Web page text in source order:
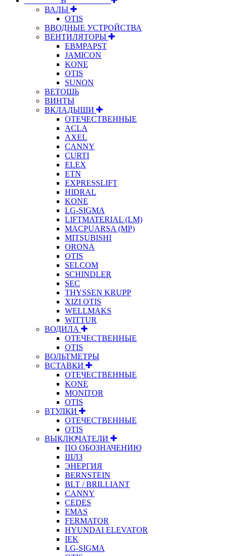
ВАЛЫ
OTIS
ВВОДНЫЕ УСТРОЙСТВА
ВЕНТИЛЯТОРЫ
EBMPAPST
JAMICON
KONE
OTIS
SUNON
ВЕТОШЬ
ВИНТЫ
ВКЛАДЫШИ
ОТЕЧЕСТВЕННЫЕ
ACLA
AXEL
CANNY
CURTI
ELEX
ETN
EXPRESSLIFT
HIDRAL
KONE
LG-SIGMA
LIFTMATERIAL (LM)
MACPUARSA (MP)
MITSUBISHI
ORONA
OTIS
SELCOM
SCHINDLER
SEC
THYSSEN KRUPP
XIZI OTIS
WELLMAKS
WITTUR
ВОДИЛА
ОТЕЧЕСТВЕННЫЕ
OTIS
ВОЛЬТМЕТРЫ
ВСТАВКИ
ОТЕЧЕСТВЕННЫЕ
KONE
MONITOR
OTIS
ВТУЛКИ
ОТЕЧЕСТВЕННЫЕ
OTIS
ВЫКЛЮЧАТЕЛИ
ПО ОБОЗНАЧЕНИЮ
ЩЛЗ
ЭНЕРГИЯ
BERNSTEIN
BLT / BRILLIANT
CANNY
CEDES
EMAS
FERMATOR
HYUNDAI ELEVATOR
IEK
LG-SIGMA